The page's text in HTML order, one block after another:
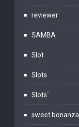
reviewer
SAMBA
Slot
Slots
Slots`
sweet bonanza